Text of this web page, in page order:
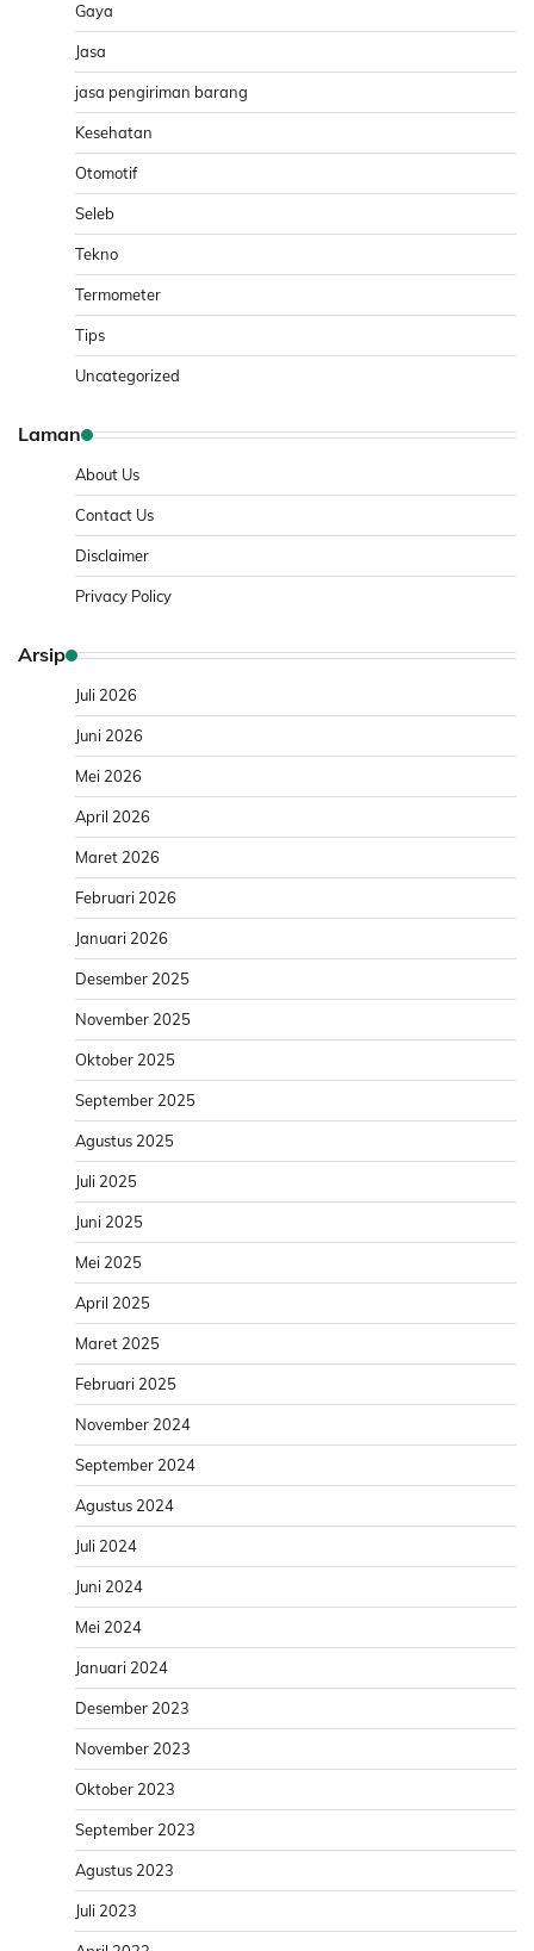
Gaya
Jasa
jasa pengiriman barang
Kesehatan
Otomotif
Seleb
Tekno
Termometer
Tips
Uncategorized
Laman
About Us
Contact Us
Disclaimer
Privacy Policy
Arsip
Juli 2026
Juni 2026
Mei 2026
April 2026
Maret 2026
Februari 2026
Januari 2026
Desember 2025
November 2025
Oktober 2025
September 2025
Agustus 2025
Juli 2025
Juni 2025
Mei 2025
April 2025
Maret 2025
Februari 2025
November 2024
September 2024
Agustus 2024
Juli 2024
Juni 2024
Mei 2024
Januari 2024
Desember 2023
November 2023
Oktober 2023
September 2023
Agustus 2023
Juli 2023